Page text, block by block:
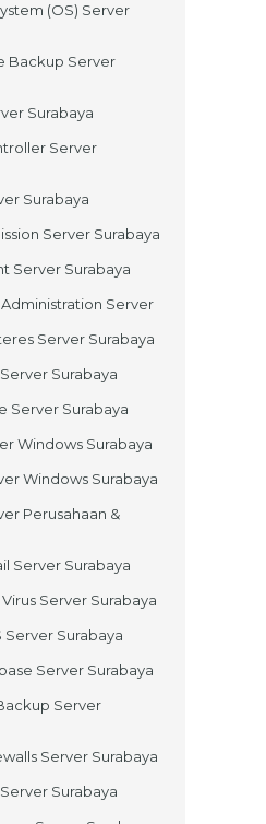
(OS) Server
Backup Server
Surabaya
Server
Surabaya
Server Surabaya
Server Surabaya
Server
Server Surabaya
Surabaya
Server Surabaya
Windows Surabaya
Windows Surabaya
Perusahaan &
Server Surabaya
Server Surabaya
Server Surabaya
Server Surabaya
Server
Server Surabaya
Surabaya